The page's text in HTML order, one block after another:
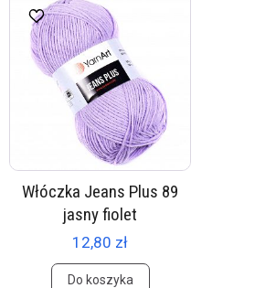
Włóczka Jeans Plus 89
jasny fiolet
12,80 zł
Do koszyka